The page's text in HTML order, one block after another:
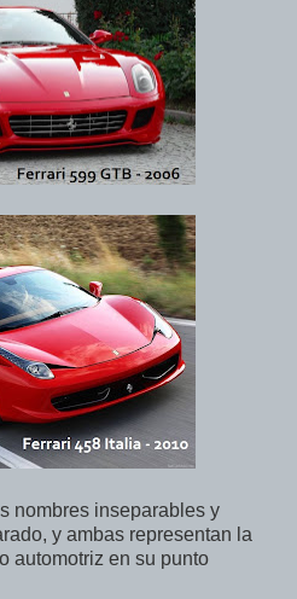
nombres inseparables y
y ambas representan la
automotriz en su punto